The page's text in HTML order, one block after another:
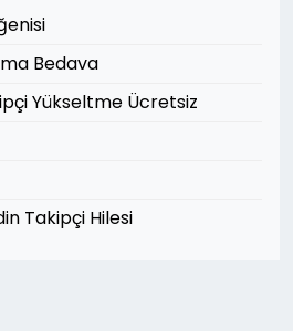
Bedava
Yükseltme Ücretsiz
Takipçi Hilesi